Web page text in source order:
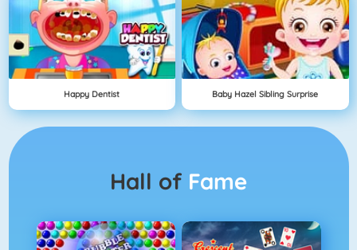
Happy Dentist Baby Hazel Sibling Surprise
Hall of Fame